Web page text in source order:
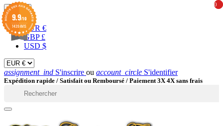
EUR 
EUR €
GBP £
USD $
assignment_ind S'inscrire ou account_circle S'identifier
Expédition rapide / Satisfait ou Remboursé / Paiement 3X 4X sans frais
0
0
9.9/10
1439 AVIS